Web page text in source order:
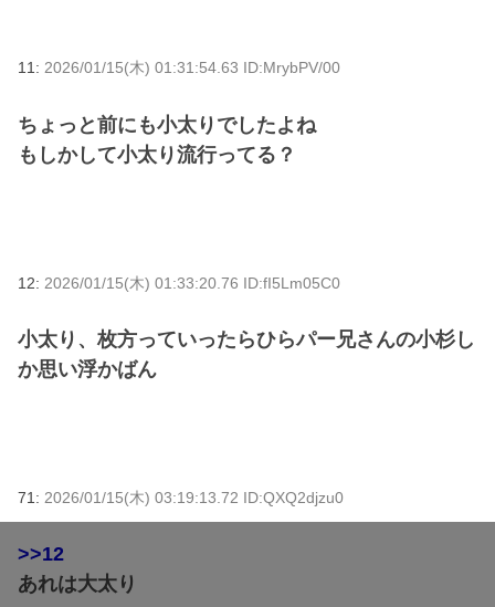
11: 2026/01/15(木) 01:31:54.63 ID:MrybPV/00
ちょっと前にも小太りでしたよね
もしかして小太り流行ってる？
12: 2026/01/15(木) 01:33:20.76 ID:fI5Lm05C0
小太り、枚方っていったらひらパー兄さんの小杉し
か思い浮かばん
71: 2026/01/15(木) 03:19:13.72 ID:QXQ2djzu0
>>12
あれは大太り